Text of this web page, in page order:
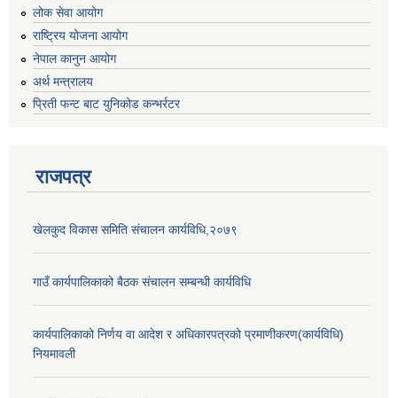
लोक सेवा आयोग
राष्ट्रिय योजना आयोग
नेपाल कानुन आयोग
अर्थ मन्त्रालय
प्रिती फन्ट बाट युनिकोड कन्भर्रटर
राजपत्र
खेलकुद विकास समिति संचालन कार्यविधि,२०७९
गाउँ कार्यपालिकाको बैठक संचालन सम्बन्धी कार्यविधि
कार्यपालिकाको निर्णय वा आदेश र अधिकारपत्रको प्रमाणीकरण(कार्यविधि)
नियमावली